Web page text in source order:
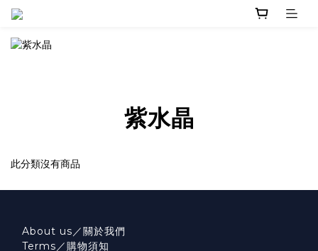
紫水晶
此分類沒有商品
About us／關於我們
Terms／購物須知